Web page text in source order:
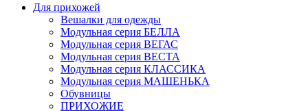
Для прихожей
Вешалки для одежды
Модульная серия БЕЛЛА
Модульная серия ВЕГАС
Модульная серия ВЕСТА
Модульная серия КЛАССИКА
Модульная серия МАШЕНЬКА
Обувницы
ПРИХОЖИЕ